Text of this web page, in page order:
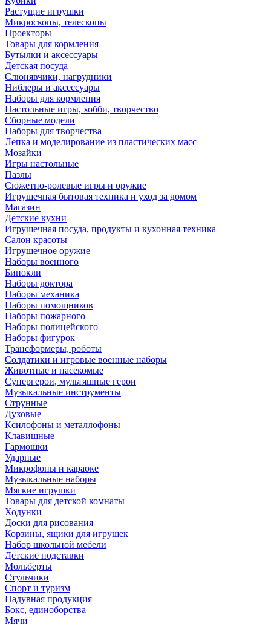
Растущие игрушки
Микроскопы, телескопы
Проекторы
Товары для кормления
Бутылки и аксессуары
Детская посуда
Слюнявчики, нагрудники
Ниблеры и аксессуары
Наборы для кормления
Настольные игры, хобби, творчество
Сборные модели
Наборы для творчества
Лепка и моделирование из пластических масс
Мозайки
Игры настольные
Пазлы
Сюжетно-ролевые игры и оружие
Игрушечная бытовая техника и уход за домом
Магазин
Детские кухни
Игрушечная посуда, продукты и кухонная техника
Салон красоты
Игрушечное оружие
Наборы военного
Бинокли
Наборы доктора
Наборы механика
Наборы помощников
Наборы пожарного
Наборы полицейского
Наборы фигурок
Трансформеры, роботы
Солдатики и игровые военные наборы
Животные и насекомые
Супергерои, мультяшные герои
Музыкальные инструменты
Струнные
Духовые
Ксилофоны и металлофоны
Клавишные
Гармошки
Ударные
Микрофоны и караоке
Музыкальные наборы
Мягкие игрушки
Товары для детской комнаты
Ходунки
Доски для рисования
Корзины, ящики для игрушек
Набор школьной мебели
Детские подставки
Мольберты
Стульчики
Спорт и туризм
Надувная продукция
Бокс, единоборства
Мячи